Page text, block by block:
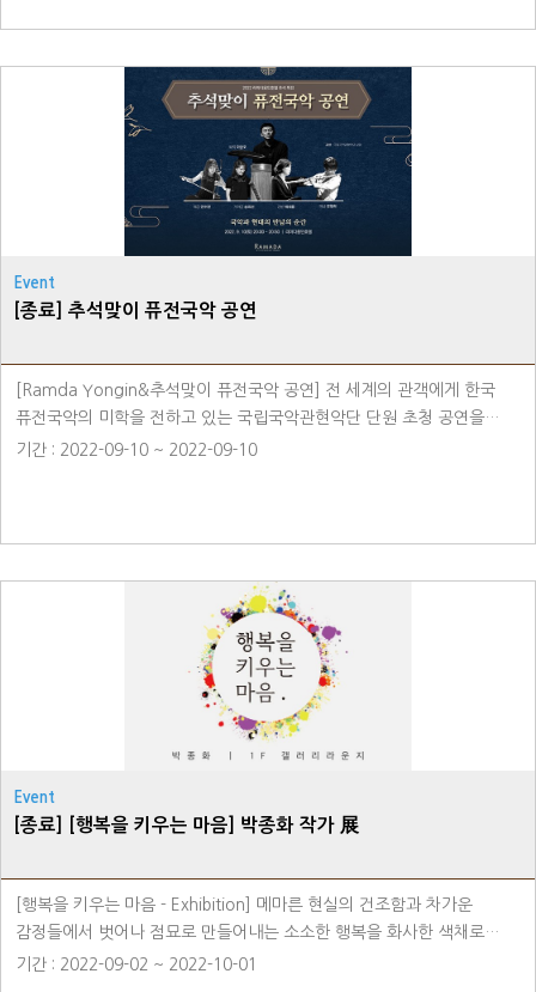
Event
[종료] 추석맞이 퓨전국악 공연
[Ramda Yongin&추석맞이 퓨전국악 공연] 전 세계의 관객에게 한국
퓨전국악의 미학을 전하고 있는 국립국악관현악단 단원 초청 공연을
선보일 예정입니다. 국악과 현대의 만남으로 세련되고 품격있는 공연을
기간 : 2022-09-10 ~ 2022-09-10
Event
[종료] [행복을 키우는 마음] 박종화 작가 展
[행복을 키우는 마음 - Exhibition] 메마른 현실의 건조함과 차가운
감정들에서 벗어나 점묘로 만들어내는 소소한 행복을 화사한 색채로
표현한 박종화 작가의 전시회를 소개합니다. 때론 동화를 연상시키는
기간 : 2022-09-02 ~ 2022-10-01